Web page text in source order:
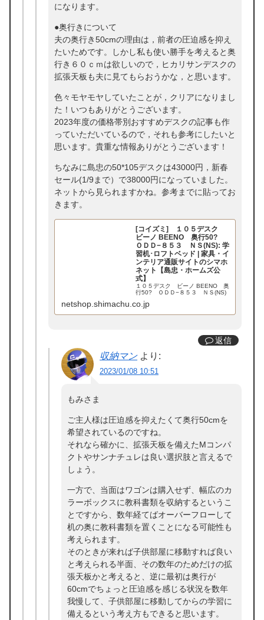
になります。
●奥行きについて
夫の奥行き50cmの理由は，前者の圧迫感を抑え
たいためです。しかし私も使い勝手を考えると奥
行き６０ｃｍは欲しいので，ヒカリサンデスクの
拡張天板も夫に見てもらおうかな，と思います。
色々モヤモヤしていたことが，クリアになりまし
た！いつもありがとうございます。
2023年度の価格帯別おすすめデスクの記事も作
っていただいているので，それも参考にしたいと
思います。貴重な情報ありがとうございます！
ちなみに島忠の50*105デスクは43000円，新春
セール(1/9まで）で38000円になっていました。
ネットから見られますかね。参考までに貼ってお
きます。
[コイズミ] １０５デスク
ビーノ BEENO 奥行50?
ＯＤＤ−８５３ ＮＳ(NS): 学
習机･ロフトベッド | 家具・イ
ンテリア通販サイトのシマホ
ネット【島忠・ホームズ公
式】
１０５デスク ビーノ BEENO 奥
行50? ＯＤＤ−８５３ ＮＳ(NS)
販サイトのシマホネットで！アフタ
netshop.shimachu.co.jp
返信
収納マン より:
2023/01/08 10:51
もみさま
ご主人様は圧迫感を抑えたくて奥行50cmを
希望されているのですね。
それなら確かに、拡張天板を備えたMコンパ
クトやサンナチュレは良い選択肢と言えるで
しょう。
一方で、当面はワゴンは購入せず、幅広のカ
ラーボックスに教科書類を収納するというこ
とですから、数年経てばオーバーフローして
机の奥に教科書類を置くことになる可能性も
考えられます。
そのときが来れば子供部屋に移動すれば良い
と考えられる半面、その数年のためだけの拡
張天板かと考えると、逆に最初は奥行が
60cmでちょっと圧迫感を感じる状況を数年
我慢して、子供部屋に移動してからの学習に
備えるという考え方もできると思います。